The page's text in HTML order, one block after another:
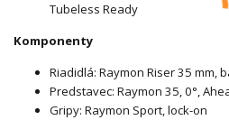
Tubeless Ready
Komponenty
Riadidlá: Raymon Riser 35 mm,
Predstavec: Raymon 35, 0°,
Gripy: Raymon Sport, lock-on